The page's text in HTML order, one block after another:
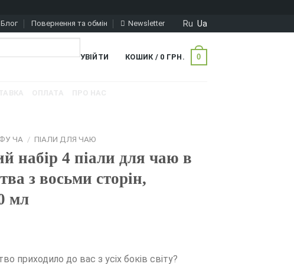
Блог Повернення та обмін Newsletter Ru Ua
УВІЙТИ КОШИК / 0 ГРН. 0
ЧА / ПІАЛИ ДЛЯ ЧАЮ
набір 4 піали для чаю в
з восьми сторін,
мл
приходило до вас з усіх боків світу?